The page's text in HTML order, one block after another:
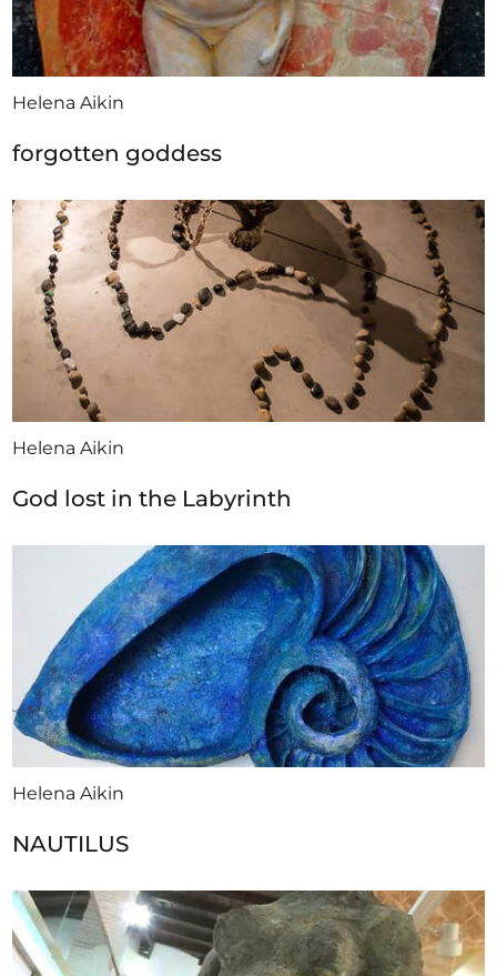
Helena Aikin
forgotten goddess
Helena Aikin
God lost in the Labyrinth
Helena Aikin
NAUTILUS